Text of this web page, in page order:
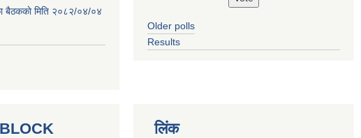
बैठककाे मिति २०८२/०४/०४
Older polls
Results
लिंक